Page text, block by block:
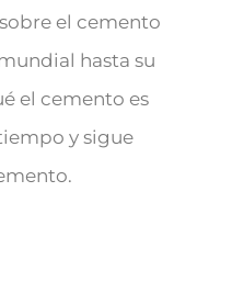
el cemento
hasta su
el cemento es
y sigue